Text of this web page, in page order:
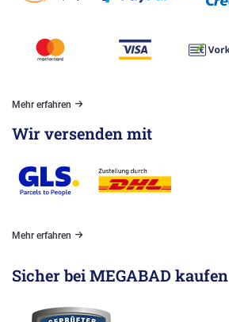
Mehr erfahren
Wir versenden mit
Mehr erfahren
Sicher bei MEGABAD kaufen